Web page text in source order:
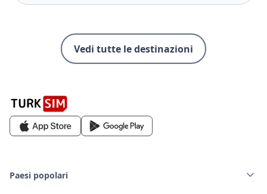
Vedi tutte le destinazioni
Paesi popolari